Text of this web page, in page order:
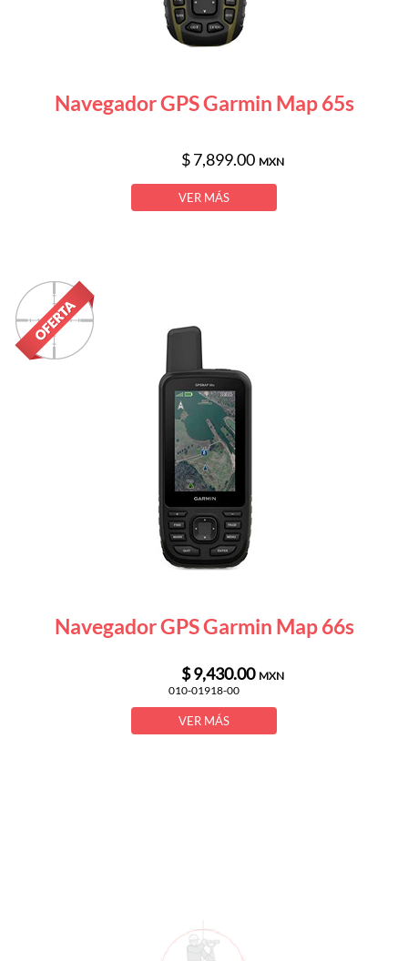
Navegador GPS Garmin Map 65s
$ 7,899.00 MXN
VER MÁS
Navegador GPS Garmin Map 66s
$ 9,430.00 MXN
010-01918-00
VER MÁS